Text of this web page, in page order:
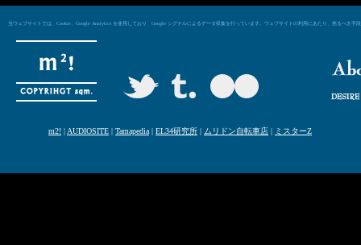
当ウェブサイトでは、Cookie、Google Analytics を使用しており、Google シグナルによるデータ収集を行っています。ウェブサイトの利用にあたり、然るべき
m2! | AUDIOSITE | Tamapedia | EL34研究所 | ムリドン自転車店 | ミスターZ